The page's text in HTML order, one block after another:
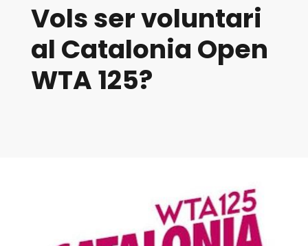
Vols ser voluntari
al Catalonia Open
WTA 125?